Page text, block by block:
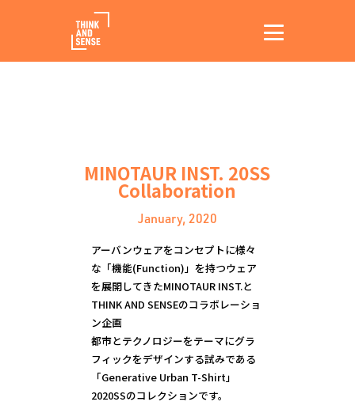
MINOTAUR INST. 20SS
Collaboration
January, 2020
アーバンウェアをコンセプトに様々
な「機能(Function)」を持つウェア
を展開してきたMINOTAUR INST.と
THINK AND SENSEのコラボレーショ
ン企画
都市とテクノロジーをテーマにグラ
フィックをデザインする試みである
「Generative Urban T-Shirt」
2020SSのコレクションです。